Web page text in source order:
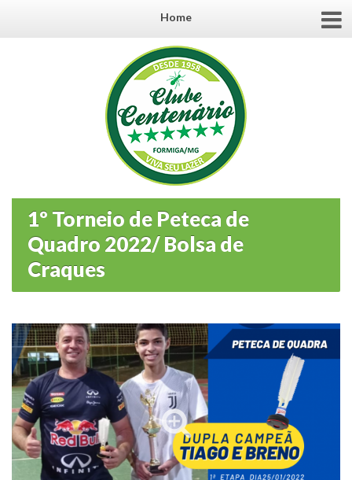
Home
1º Torneio de Peteca de
Quadro 2022/ Bolsa de
Craques